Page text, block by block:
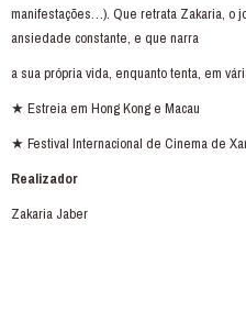
manifestações…). Que retrata Zakaria, o
ansiedade constante, e que narra
a sua própria vida, enquanto tenta, em
★ Estreia em Hong Kong e Macau
★ Festival Internacional de Cinema de
Realizador
Zakaria Jaber